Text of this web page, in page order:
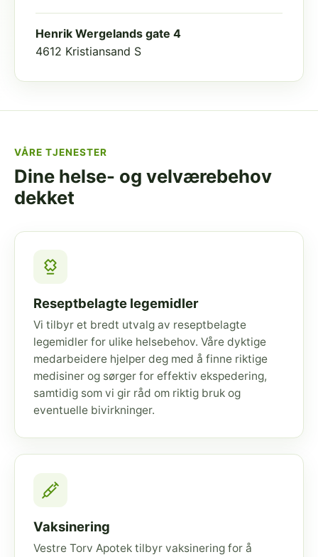
Henrik Wergelands gate 4
4612 Kristiansand S
VÅRE TJENESTER
Dine helse- og velværebehov
dekket
Reseptbelagte legemidler
Vi tilbyr et bredt utvalg av reseptbelagte
legemidler for ulike helsebehov. Våre dyktige
medarbeidere hjelper deg med å finne riktige
medisiner og sørger for effektiv ekspedering,
samtidig som vi gir råd om riktig bruk og
eventuelle bivirkninger.
Vaksinering
Vestre Torv Apotek tilbyr vaksinering for å